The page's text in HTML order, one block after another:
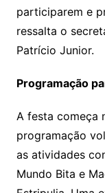
participarem e
ressalta o
Patrício Junior.
Programação
A festa começa
programação
as atividades
Mundo Bita e